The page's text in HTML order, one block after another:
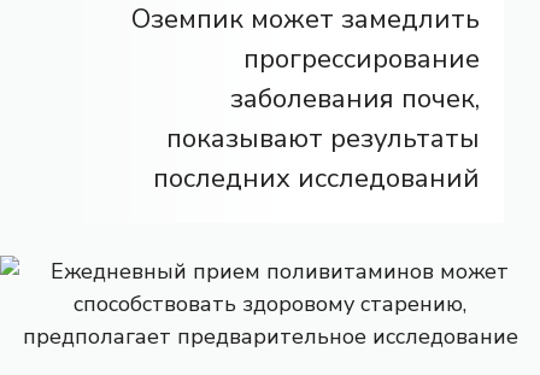
Оземпик может замедлить
прогрессирование
заболевания почек,
показывают результаты
последних исследований